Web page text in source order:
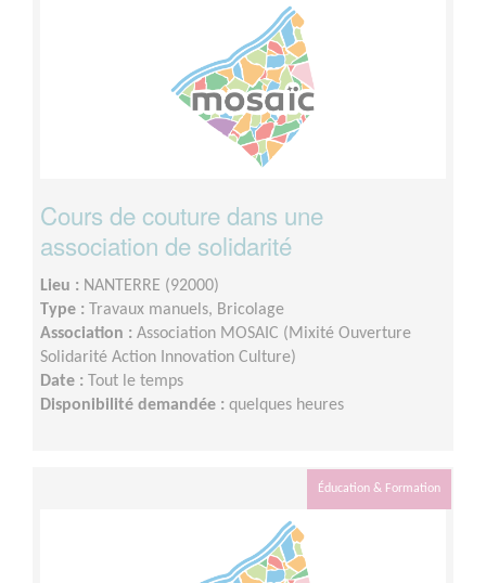
Cours de couture dans une
association de solidarité
Lieu : NANTERRE (92000)
Type : Travaux manuels, Bricolage
Association : Association MOSAIC (Mixité Ouverture
Solidarité Action Innovation Culture)
Date : Tout le temps
Disponibilité demandée : quelques heures
Éducation & Formation